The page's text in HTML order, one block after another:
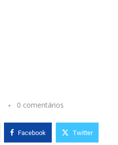
0 comentários
Facebook Twitter